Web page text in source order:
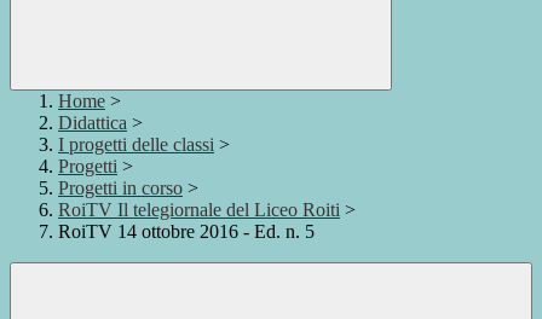
Home >
Didattica >
I progetti delle classi >
Progetti >
Progetti in corso >
RoiTV Il telegiornale del Liceo Roiti >
RoiTV 14 ottobre 2016 - Ed. n. 5